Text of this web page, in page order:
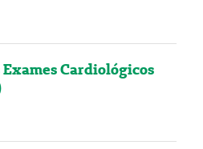
Cardiológicos